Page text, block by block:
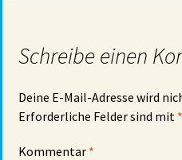
Schreibe einen
Deine E-Mail-Adresse wird
Erforderliche Felder sind mit *
Kommentar *